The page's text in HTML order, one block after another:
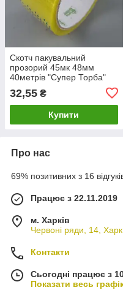
Скотч пакувальний
прозорий 45мк 48мм
40метрів "Супер Торба"
32,55 ₴
Купити
Про нас
69% позитивних з 16
Працює з 22.11.2019
м. Харків
Червоні ряди, 14,
Контакти
Сьогодні працює з
Показати весь